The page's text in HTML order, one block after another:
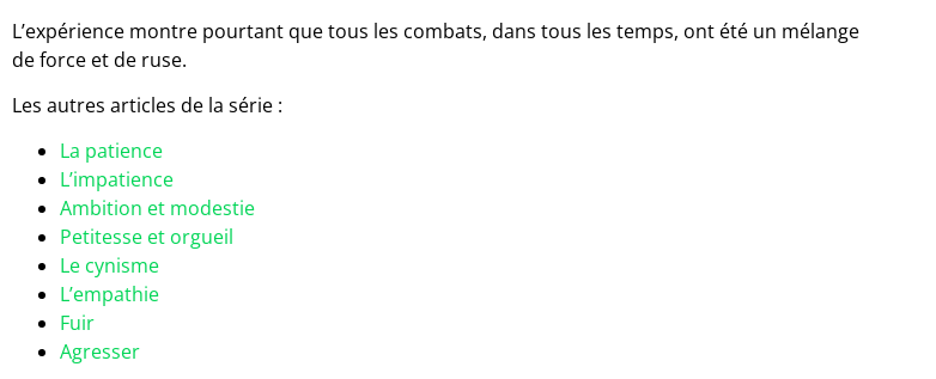
L’expérience montre pourtant que tous les combats, dans tous les temps, ont été un mélange
de force et de ruse.
Les autres articles de la série :
La patience
L’impatience
Ambition et modestie
Petitesse et orgueil
Le cynisme
L’empathie
Fuir
Agresser